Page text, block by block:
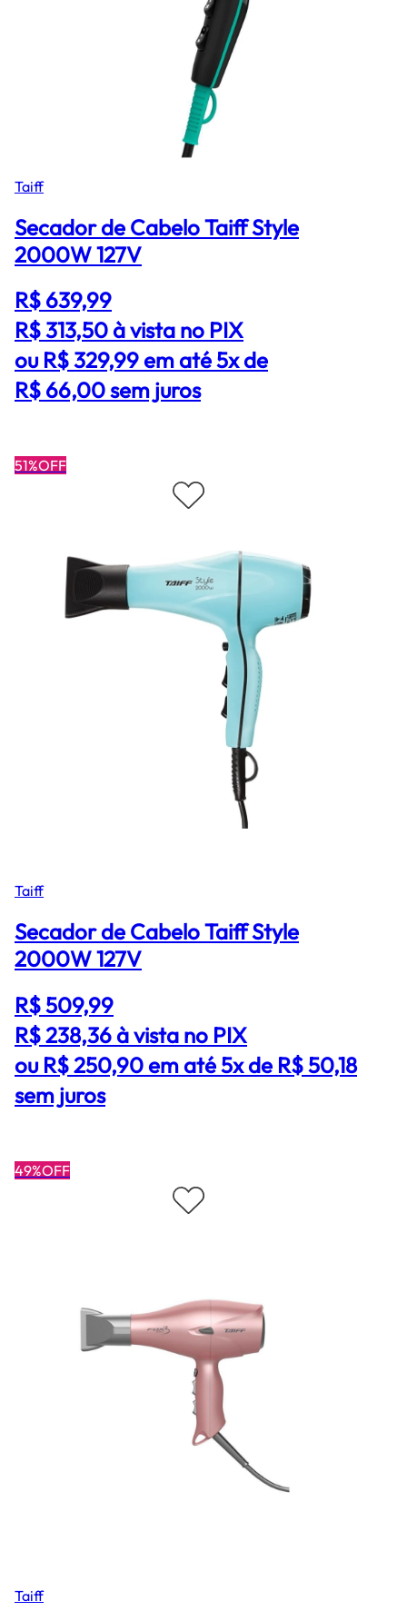
Taiff
Secador de Cabelo Taiff Style
2000W 127V
R$ 639,99
R$ 313,50à vista no PIX
ou R$ 329,99 em até 5x de
R$ 66,00 sem juros
51%OFF
Taiff
Secador de Cabelo Taiff Style
2000W 127V
R$ 509,99
R$ 238,36à vista no PIX
ou R$ 250,90 em até 5x de R$ 50,18
sem juros
49%OFF
Taiff